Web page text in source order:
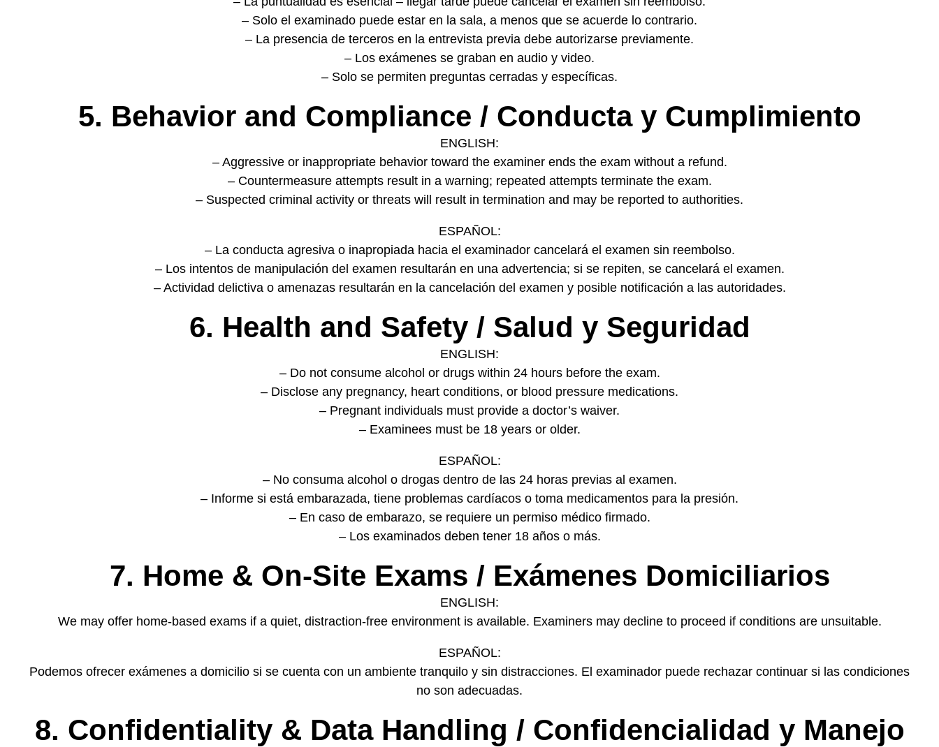
– Solo el examinado puede estar en la sala, a menos que se acuerde lo contrario.
– La presencia de terceros en la entrevista previa debe autorizarse previamente.
– Los exámenes se graban en audio y video.
– Solo se permiten preguntas cerradas y específicas.
5. Behavior and Compliance / Conducta y Cumplimiento
ENGLISH:
– Aggressive or inappropriate behavior toward the examiner ends the exam without a refund.
– Countermeasure attempts result in a warning; repeated attempts terminate the exam.
– Suspected criminal activity or threats will result in termination and may be reported to authorities.
ESPAÑOL:
– La conducta agresiva o inapropiada hacia el examinador cancelará el examen sin reembolso.
– Los intentos de manipulación del examen resultarán en una advertencia; si se repiten, se cancelará el examen.
– Actividad delictiva o amenazas resultarán en la cancelación del examen y posible notificación a las autoridades.
6. Health and Safety / Salud y Seguridad
ENGLISH:
– Do not consume alcohol or drugs within 24 hours before the exam.
– Disclose any pregnancy, heart conditions, or blood pressure medications.
– Pregnant individuals must provide a doctor’s waiver.
– Examinees must be 18 years or older.
ESPAÑOL:
– No consuma alcohol o drogas dentro de las 24 horas previas al examen.
– Informe si está embarazada, tiene problemas cardíacos o toma medicamentos para la presión.
– En caso de embarazo, se requiere un permiso médico firmado.
– Los examinados deben tener 18 años o más.
7. Home & On-Site Exams / Exámenes Domiciliarios
ENGLISH:
We may offer home-based exams if a quiet, distraction-free environment is available. Examiners may decline to proceed if conditions are unsuitable.
ESPAÑOL:
Podemos ofrecer exámenes a domicilio si se cuenta con un ambiente tranquilo y sin distracciones. El examinador puede rechazar continuar si las condiciones
no son adecuadas.
8. Confidentiality & Data Handling / Confidencialidad y Manejo